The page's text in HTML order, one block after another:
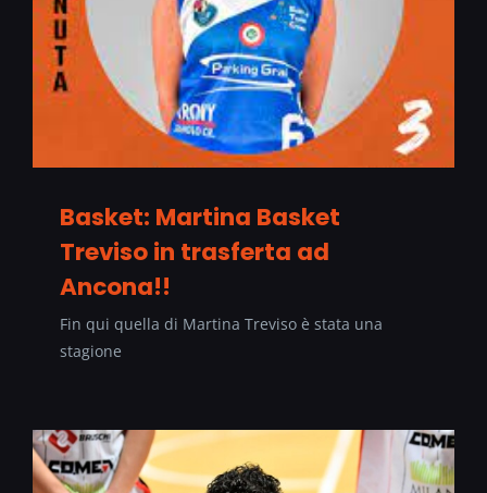
Basket: Martina Basket
Treviso in trasferta ad
Ancona!!
Fin qui quella di Martina Treviso è stata una
stagione